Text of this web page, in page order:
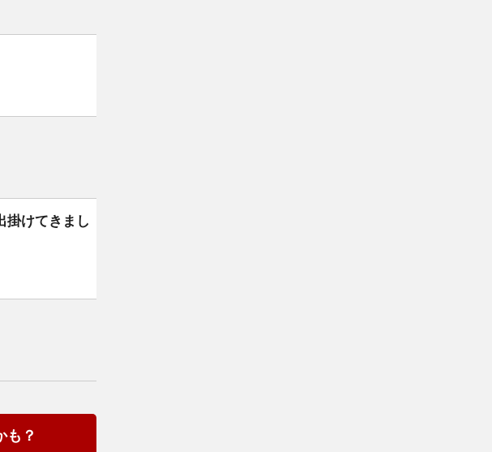
けてきまし
も？